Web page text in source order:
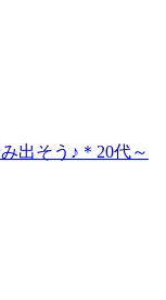
出そう♪＊20代～